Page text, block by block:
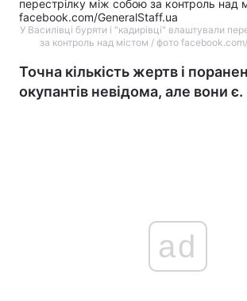
У Василівці буряти і "кадирівці" влаштували
за контроль над містом / фото
Точна кількість жертв і
окупантів невідома, але вони є.
ad